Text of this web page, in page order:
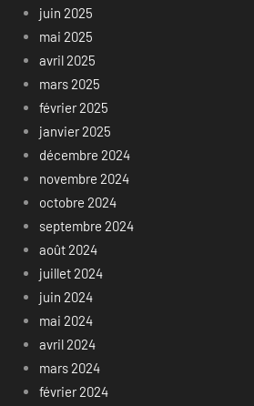
juin 2025
mai 2025
avril 2025
mars 2025
février 2025
janvier 2025
décembre 2024
novembre 2024
octobre 2024
septembre 2024
août 2024
juillet 2024
juin 2024
mai 2024
avril 2024
mars 2024
février 2024